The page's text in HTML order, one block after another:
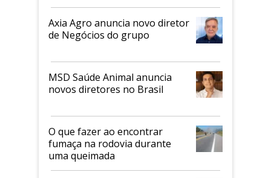
Axia Agro anuncia novo diretor
de Negócios do grupo
MSD Saúde Animal anuncia
novos diretores no Brasil
O que fazer ao encontrar
fumaça na rodovia durante
uma queimada